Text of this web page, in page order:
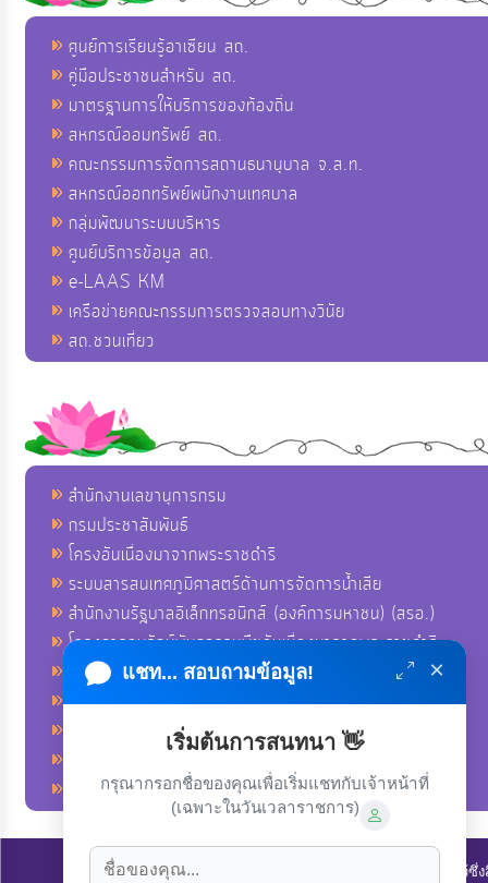
ศูนย์การเรียนรู้อาเซียน สถ.
คู่มือประชาชนสำหรับ สถ.
มาตรฐานการให้บริการของท้องถิ่น
สหกรณ์ออมทรัพย์ สถ.
คณะกรรมการจัดการสถานธนานุบาล จ.ส.ท.
สหกรณ์ออกทรัพย์พนักงานเทศบาล
กลุ่มพัฒนาระบบบริหาร
ศูนย์บริการข้อมูล สถ.
e-LAAS KM
เครือข่ายคณะกรรมการตรวจสอบทางวินัย
สถ.ชวนเที่ยว
สำนักงานเลขานุการกรม
กรมประชาสัมพันธ์
โครงอันเนื่องมาจากพระราชดำริ
ระบบสารสนเทศภูมิศาสตร์ด้านการจัดการน้ำเสีย
สำนักงานรัฐบาลอิเล็กทรอนิกส์ (องค์การมหาชน) (สรอ.)
โครงการอนุรักษ์พันธุกรรมพืชอันเนื่องมาจากพระราชดำริ
คลังข่าวมหาไทย
คู่มือตาม พ.ร.บ.อำนวยความสดวกฯ
ฐานข้อมูลหน่วยงานภาครัฐ (INFO)
ศูนย์อำนวยการบริหารจังหวัดชายแดนภาคใต้ ศอ.บต.
ลิขสิทธิ์ © 2022-2023 องค์การบริหารส่วนตำบลนาโพธิ์. ขอสงวนไว้
แชท... สอบถามข้อมูล! ×
เริ่มต้นการสนทนา 👋
กรุณากรอกชื่อของคุณเพื่อเริ่มแชทกับเจ้าหน้าที่
(เฉพาะในวันเวลาราชการ)